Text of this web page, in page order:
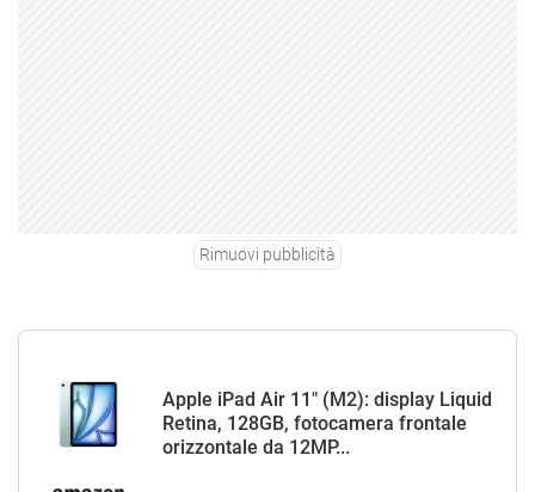
Rimuovi pubblicità
Apple iPad Air 11" (M2): display Liquid
Retina, 128GB, fotocamera frontale
orizzontale da 12MP...